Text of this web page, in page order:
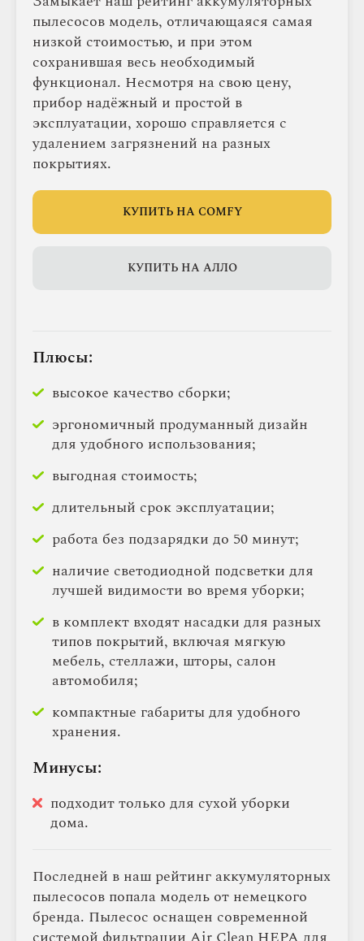
пылесосов модель, отличающаяся самая
низкой стоимостью, и при этом
сохранившая весь необходимый
функционал. Несмотря на свою цену,
прибор надёжный и простой в
эксплуатации, хорошо справляется с
удалением загрязнений на разных
покрытиях.
КУПИТЬ НА COMFY
КУПИТЬ НА АЛЛО
Плюсы:
высокое качество сборки;
эргономичный продуманный дизайн
для удобного использования;
выгодная стоимость;
длительный срок эксплуатации;
работа без подзарядки до 50 минут;
наличие светодиодной подсветки для
лучшей видимости во время уборки;
в комплект входят насадки для разных
типов покрытий, включая мягкую
мебель, стеллажи, шторы, салон
автомобиля;
компактные габариты для удобного
хранения.
Минусы:
подходит только для сухой уборки
дома.
Последней в наш рейтинг аккумуляторных
пылесосов попала модель от немецкого
бренда. Пылесос оснащен современной